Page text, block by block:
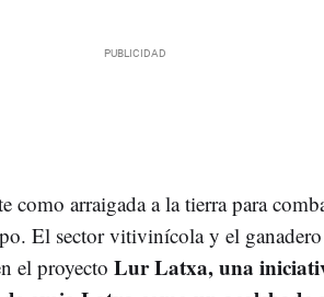
como arraigada a la tierra para
El sector vitivinícola y el
el proyecto Lur Latxa, una